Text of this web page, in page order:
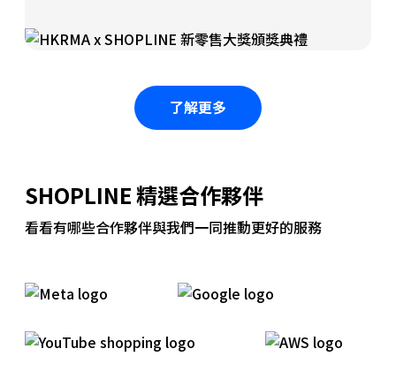
了解更多
SHOPLINE 精選合作夥伴
看看有哪些合作夥伴與我們一同推動更好的服務